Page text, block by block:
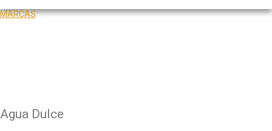
MARCAS
Agua Dulce